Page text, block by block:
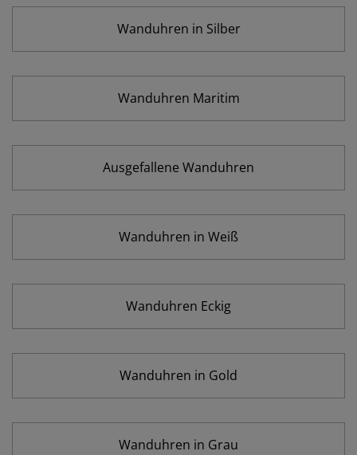
Wanduhren in Silber
Wanduhren Maritim
Ausgefallene Wanduhren
Wanduhren in Weiß
Wanduhren Eckig
Wanduhren in Gold
Wanduhren in Grau